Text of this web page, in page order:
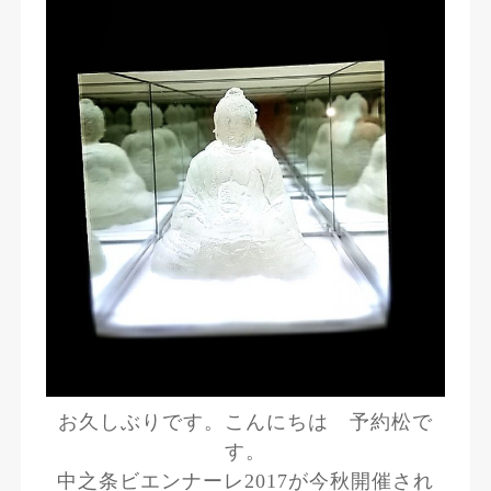
お久しぶりです。こんにちは 予約松で
す。
中之条ビエンナーレ2017が今秋開催され